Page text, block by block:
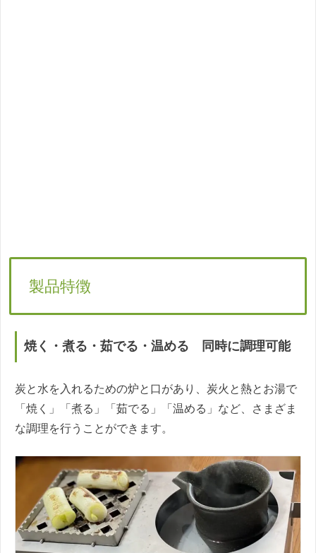
製品特徴
焼く・煮る・茹でる・温める 同時に調理可能
炭と水を入れるための炉と口があり、炭火と熱とお湯で
「焼く」「煮る」「茹でる」「温める」など、さまざま
な調理を行うことができます。